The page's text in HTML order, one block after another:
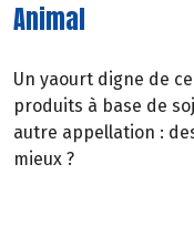
Animal
Un yaourt digne de
produits à base de
autre appellation :
mieux ?